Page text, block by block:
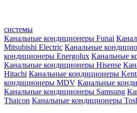
системы
Канальные кондиционеры Funai
Mitsubishi Electric Канальные
кондиционеры Energolux Канальные
Канальные кондиционеры Hisense
Hitachi Канальные кондиционеры
кондиционеры MDV Канальные
Канальные кондиционеры Samsung
Thaicon Канальные кондиционеры